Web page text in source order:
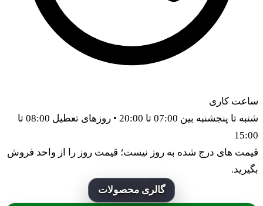
کاری
شنبه تا پنجشنبه بین 07:00 تا 20:00 • روزهای تعطیل 08:00 تا
های درج شده به روز نیست؛ قیمت روز را از واحد فروش
گالری محصولات